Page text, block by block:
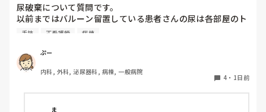
尿破棄について質問です。
以前まではバルーン留置している患者さんの尿は各部屋のト
イレに破棄する形でしたが、感染予防上汚物処理室でのみ破
物処理室に持っていくという非効率な方法になってます。尿
破棄人数は10人近くになるので病室と汚物処理室を10往復
する形に。結果尿破棄に時間がかかってます。
ットしワゴン下段に乗せて破棄していき最後まとめて汚物処
理室で破棄してたのでその方法はダメなのか？と疑問抱いて
手技 正看護師 病棟
ぷー
内科, 外科, 泌尿器科, 病棟, 一般病院
4 ・ 1日前
ま